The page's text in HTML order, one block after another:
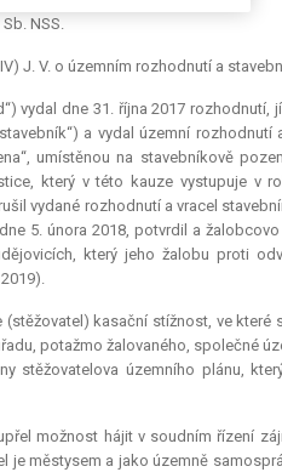
NSS.
IV) J. V. o územním rozhodnutí a
vydal dne 31. října 2017
a vydal územní
umístěnou na stavebníkově
který v této kauze vystupuje v
vydané rozhodnutí a vracel
5. února 2018, potvrdil a
který jeho žalobu proti
kasační stížnost, ve které
potažmo žalovaného, společné
stěžovatelova územního plánu,
možnost hájit v soudním řízení
je městysem a jako územně